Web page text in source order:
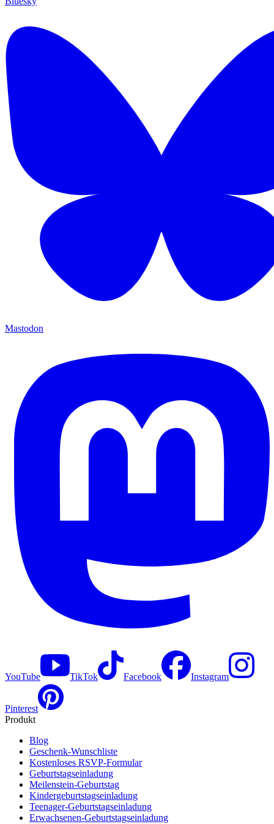
Mastodon
YouTube TikTok Facebook Instagram
Pinterest
Produkt
Blog
Geschenk-Wunschliste
Kostenloses RSVP-Formular
Geburtstagseinladung
Meilenstein-Geburtstag
Kindergeburtstagseinladung
Teenager-Geburtstagseinladung
Erwachsenen-Geburtstagseinladung